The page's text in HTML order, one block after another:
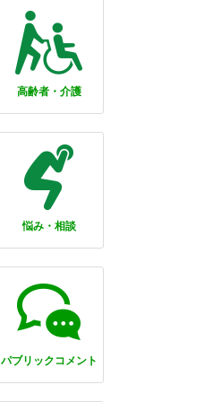
高齢者・介護
悩み・相談
パブリックコメント